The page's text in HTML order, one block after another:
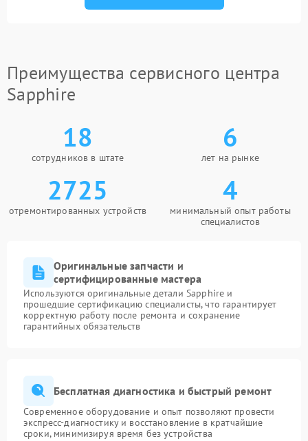
Преимущества сервисного центра
Sapphire
18
сотрудников в штате
6
лет на рынке
2725
отремонтированных устройств
4
минимальный опыт работы
специалистов
Оригинальные запчасти и
сертифицированные мастера
Используются оригинальные детали Sapphire и
прошедшие сертификацию специалисты, что гарантирует
корректную работу после ремонта и сохранение
гарантийных обязательств
Бесплатная диагностика и быстрый ремонт
Современное оборудование и опыт позволяют провести
экспресс-диагностику и восстановление в кратчайшие
сроки, минимизируя время без устройства